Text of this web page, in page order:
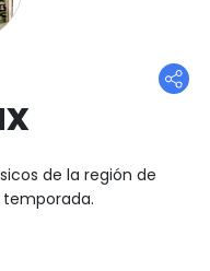
de la región de